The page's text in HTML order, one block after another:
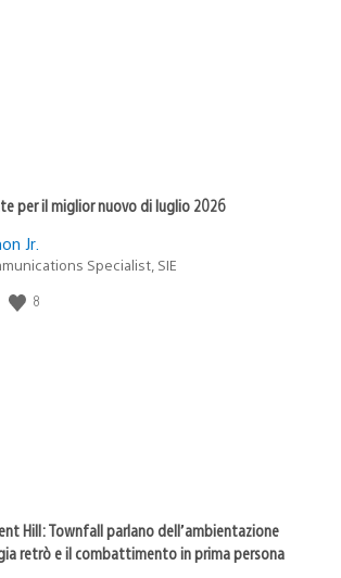
per il miglior nuovo di luglio 2026
Jr.
Specialist, SIE
8
Hill: Townfall parlano dell’ambientazione
retrò e il combattimento in prima persona